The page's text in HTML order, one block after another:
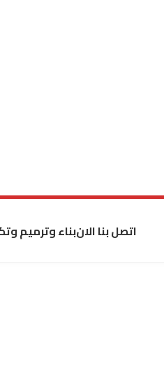
اتصل بنا الانبناء وترميم